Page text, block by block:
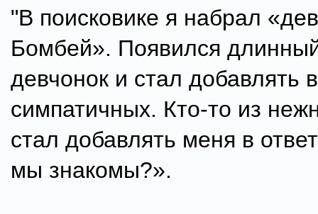
"В поисковике я набрал
Бомбей». Появился
девчонок и стал добавлять
симпатичных. Кто-то из
стал добавлять меня в
мы знакомы?».